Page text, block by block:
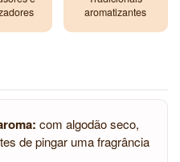
aromatizantes
com algodão seco,
de pingar uma fragrância